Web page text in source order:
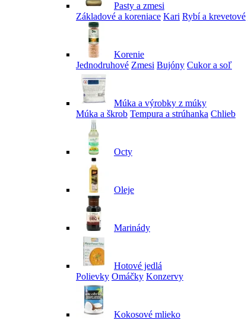
Pasty a zmesi
Základové a koreniace Kari Rybí a krevetové
Korenie
Jednodruhové Zmesi Bujóny Cukor a soľ
Múka a výrobky z múky
Múka a škrob Tempura a strúhanka Chlieb
Octy
Oleje
Marinády
Hotové jedlá
Polievky Omáčky Konzervy
Kokosové mlieko